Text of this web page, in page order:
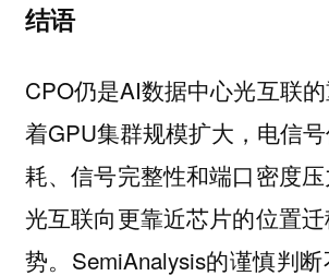
结语
CPO仍是AI数据中心光互联
着GPU集群规模扩大，电信
耗、信号完整性和端口密度压
光互联向更靠近芯片的位置
势。SemiAnalysis的谨慎判